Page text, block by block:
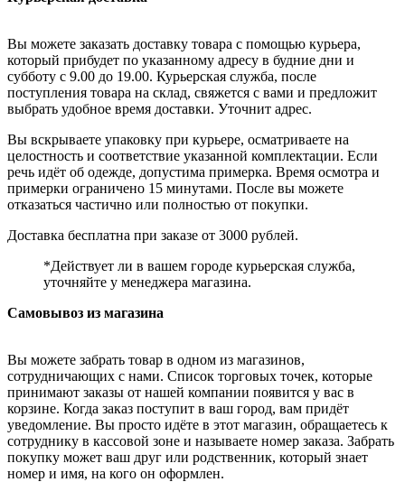
Вы можете заказать доставку товара с помощью курьера,
который прибудет по указанному адресу в будние дни и
субботу с 9.00 до 19.00. Курьерская служба, после
поступления товара на склад, свяжется с вами и предложит
выбрать удобное время доставки. Уточнит адрес.
Вы вскрываете упаковку при курьере, осматриваете на
целостность и соответствие указанной комплектации. Если
речь идёт об одежде, допустима примерка. Время осмотра и
примерки ограничено 15 минутами. После вы можете
отказаться частично или полностью от покупки.
Доставка бесплатна при заказе от 3000 рублей.
*Действует ли в вашем городе курьерская служба,
уточняйте у менеджера магазина.
Самовывоз из магазина
Вы можете забрать товар в одном из магазинов,
сотрудничающих с нами. Список торговых точек, которые
принимают заказы от нашей компании появится у вас в
корзине. Когда заказ поступит в ваш город, вам придёт
уведомление. Вы просто идёте в этот магазин, обращаетесь к
сотруднику в кассовой зоне и называете номер заказа. Забрать
покупку может ваш друг или родственник, который знает
номер и имя, на кого он оформлен.